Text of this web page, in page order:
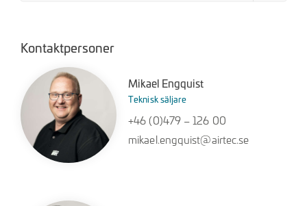
Kontaktpersoner
Mikael Engquist
Teknisk säljare
+46 (0)479 – 126 00
mikael.engquist@airtec.se